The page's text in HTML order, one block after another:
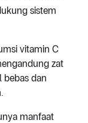
sistem
vitamin C
zat
bebas dan
manfaat